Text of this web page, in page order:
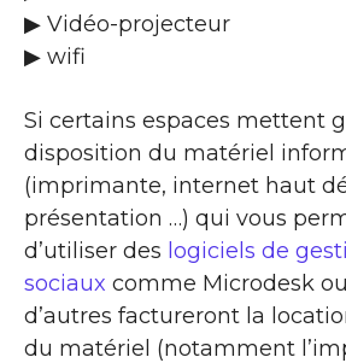
▶ Vidéo-projecteur
▶ wifi
Si certains espaces mettent
disposition du matériel
(imprimante, internet haut
présentation …) qui vous
d’utiliser des logiciels de
sociaux comme Microdesk ou
d’autres factureront la
du matériel (notamment